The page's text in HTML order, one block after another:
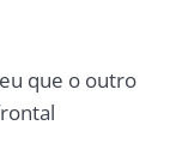
que o outro